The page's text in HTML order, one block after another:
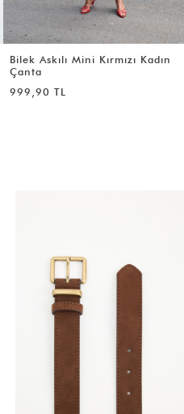
Mini Kırmızı Kadın
TL
Croc